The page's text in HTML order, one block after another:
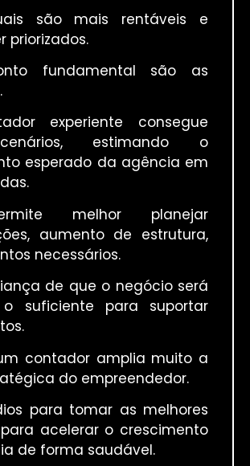
são mais rentáveis e
priorizados.
fundamental são as
experiente consegue
estimando o
esperado da agência em
melhor planejar
aumento de estrutura,
necessários.
de que o negócio será
suficiente para suportar
contador amplia muito a
do empreendedor.
para tomar as melhores
acelerar o crescimento
de forma saudável.